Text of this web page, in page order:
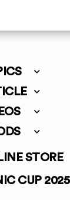
STORE
CUP 2025